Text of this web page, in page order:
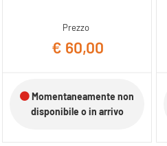
Prezzo
€ 60,00
Momentaneamente non
disponibile o in arrivo